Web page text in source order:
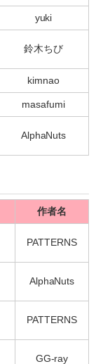
yuki
鈴木ちび
kimnao
masafumi
AlphaNuts
作者名
PATTERNS
AlphaNuts
PATTERNS
GG-ray